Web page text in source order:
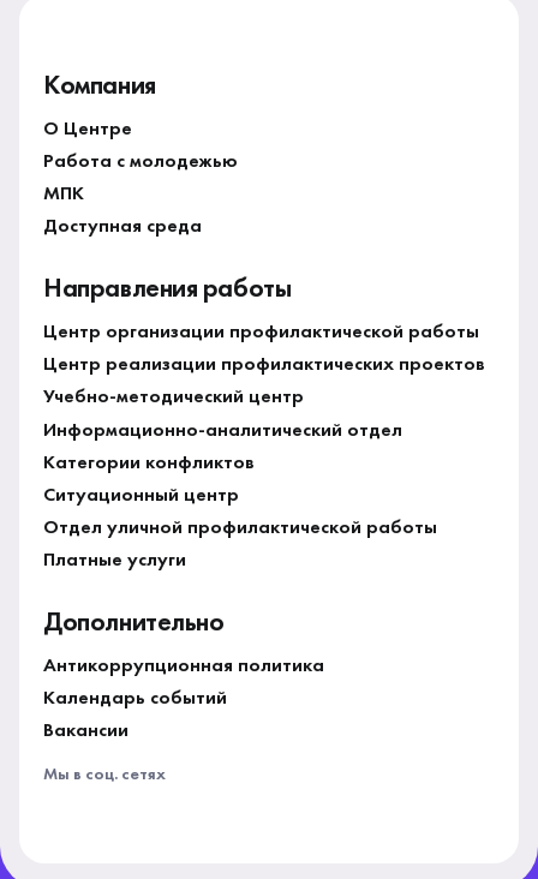
Компания
О Центре
Работа с молодежью
МПК
Доступная среда
Направления работы
Центр организации профилактической работы
Центр реализации профилактических проектов
Учебно-методический центр
Информационно-аналитический отдел
Категории конфликтов
Ситуационный центр
Отдел уличной профилактической работы
Платные услуги
Дополнительно
Антикоррупционная политика
Календарь событий
Вакансии
Мы в соц. сетях